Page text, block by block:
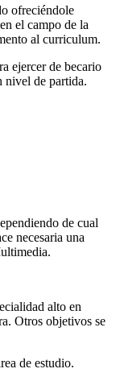
ofreciéndole
el campo de la
al curriculum.
ejercer de becario
nivel de partida.
de cual
necesaria una
alto en
Otros objetivos se
de estudio.